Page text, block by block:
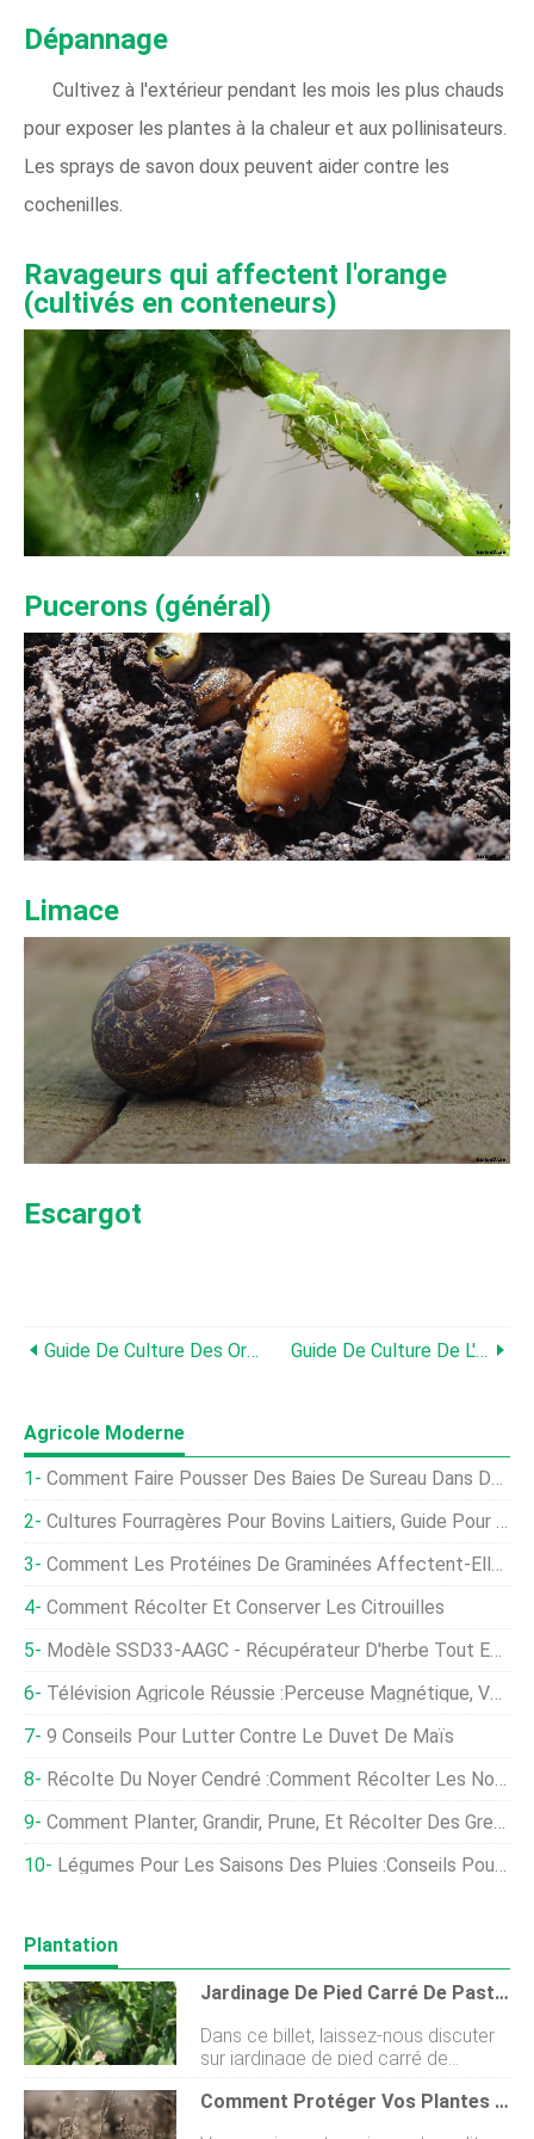
Dépannage
Cultivez à l'extérieur pendant les mois les plus chauds
pour exposer les plantes à la chaleur et aux pollinisateurs.
Les sprays de savon doux peuvent aider contre les
cochenilles.
Ravageurs qui affectent l'orange
(cultivés en conteneurs)
Pucerons (général)
Limace
Escargot
Guide De Culture Des Oranges Guide De Culture De L'origan
Agricole Moderne
Comment Faire Pousser Des Baies De Sureau Dans Des Pots Et Des Conteneurs
Cultures Fourragères Pour Bovins Laitiers, Guide Pour L'alimentation Laitière
Comment Les Protéines De Graminées Affectent-Elles La Qualité De La Viande ?
Comment Récolter Et Conserver Les Citrouilles
Modèle SSD33-AAGC - Récupérateur D'herbe Tout En Aluminium En Option
Télévision Agricole Réussie :perceuse Magnétique, Vêtements Chauffants
9 Conseils Pour Lutter Contre Le Duvet De Maïs
Récolte Du Noyer Cendré :Comment Récolter Les Noyers Cendrés
Comment Planter, Grandir, Prune, Et Récolter Des Grenades
Légumes Pour Les Saisons Des Pluies :conseils Pour Faire Pousser Des Plantes Alimentaires Sous Les Tropiques
Plantation
Jardinage De Pied Carré De Pastèque
Dans ce billet, laissez-nous discuter
sur jardinage de pied carré de
pastèque , comment cultiver la
pastèque dans le jardinage de pied Comment Protéger Vos Plantes D'un Gel Printanier Inattendu